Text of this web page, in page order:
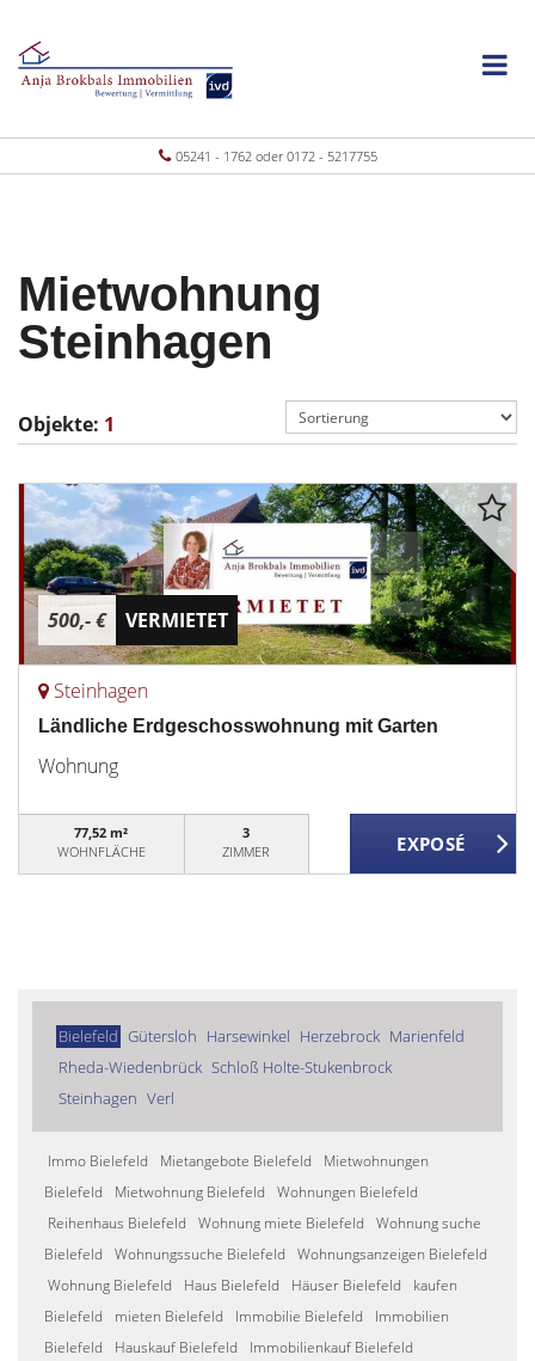
05241 - 1762 oder 0172 - 5217755
Mietwohnung
Steinhagen
Objekte: 1
500,- € VERMIETET
Steinhagen
Ländliche Erdgeschosswohnung mit Garten
Wohnung
77,52 m²
WOHNFLÄCHE
3
ZIMMER
Bielefeld Gütersloh Harsewinkel Herzebrock Marienfeld
Rheda-Wiedenbrück Schloß Holte-Stukenbrock
Steinhagen Verl
Immo Bielefeld Mietangebote Bielefeld
Mietwohnungen
Bielefeld
Mietwohnung Bielefeld
Wohnungen Bielefeld
Reihenhaus Bielefeld
Wohnung miete Bielefeld
Wohnung suche
Bielefeld
Wohnungssuche Bielefeld
Wohnungsanzeigen Bielefeld
Wohnung Bielefeld
Haus Bielefeld Häuser Bielefeld
kaufen
Bielefeld
mieten Bielefeld Immobilie Bielefeld
Immobilien
Bielefeld
Hauskauf Bielefeld
Immobilienkauf Bielefeld